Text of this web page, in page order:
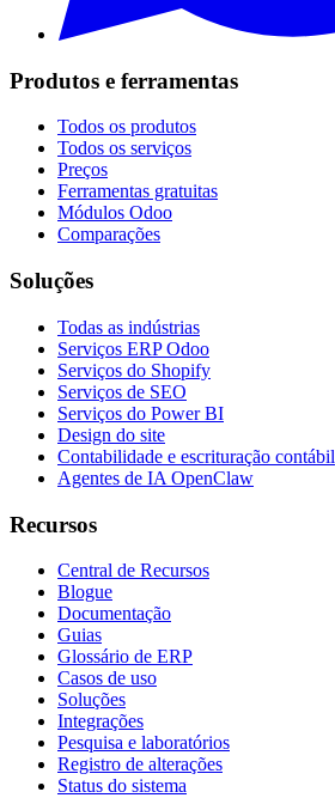
Produtos e ferramentas
Todos os produtos
Todos os serviços
Preços
Ferramentas gratuitas
Módulos Odoo
Comparações
Soluções
Todas as indústrias
Serviços ERP Odoo
Serviços do Shopify
Serviços de SEO
Serviços do Power BI
Design do site
Contabilidade e escrituração contábil
Agentes de IA OpenClaw
Recursos
Central de Recursos
Blogue
Documentação
Guias
Glossário de ERP
Casos de uso
Soluções
Integrações
Pesquisa e laboratórios
Registro de alterações
Status do sistema